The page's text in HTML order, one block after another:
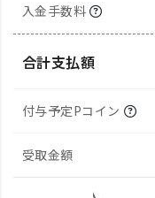
入金手数料
合計支払額
付与予定Pコイン
受取金額